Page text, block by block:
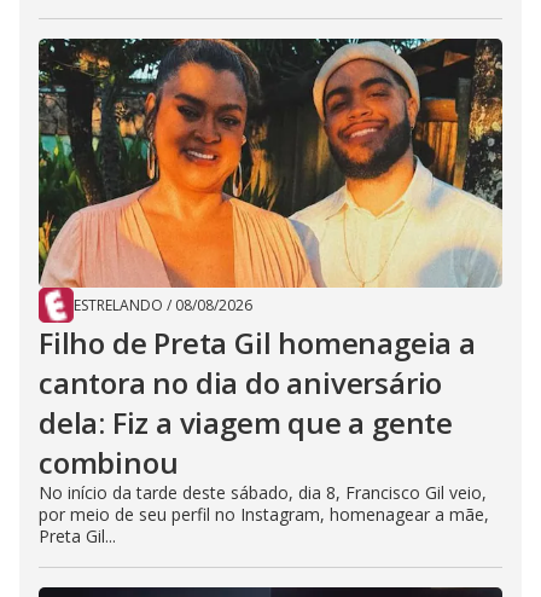
ESTRELANDO / 08/08/2026
Filho de Preta Gil homenageia a
cantora no dia do aniversário
dela: Fiz a viagem que a gente
combinou
No início da tarde deste sábado, dia 8, Francisco Gil veio,
por meio de seu perfil no Instagram, homenagear a mãe,
Preta Gil...